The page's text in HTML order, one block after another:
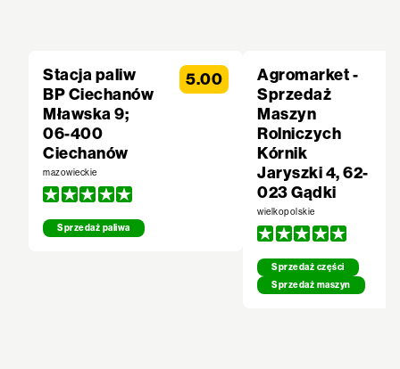
Stacja paliw
BP Ciechanów
Mławska 9;
06-400
Ciechanów
mazowieckie
Sprzedaż paliwa
5.00
Agromarket -
Sprzedaż
Maszyn
Rolniczych
Kórnik
Jaryszki 4, 62-
023 Gądki
wielkopolskie
Sprzedaż części
Sprzedaż maszyn